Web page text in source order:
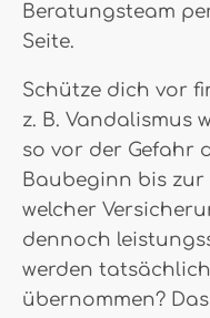
Beratungsteam
Seite.
Schütze dich vor
z. B. Vandalismus
so vor der Gefahr
Baubeginn bis zur
welcher
dennoch
werden
übernommen?